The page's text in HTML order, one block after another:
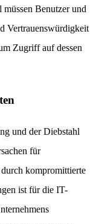
Benutzer und
Vertrauenswürdigkeit
Zugriff auf dessen
und der Diebstahl
für
kompromittierte
ist für die IT-